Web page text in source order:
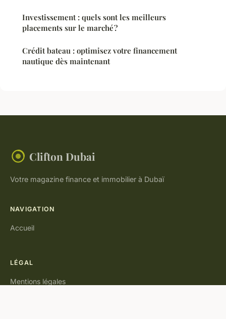
Investissement : quels sont les meilleurs
placements sur le marché ?
Crédit bateau : optimisez votre financement
nautique dès maintenant
Clifton Dubai
Votre magazine finance et immobilier à Dubaï
NAVIGATION
Accueil
LÉGAL
Mentions légales